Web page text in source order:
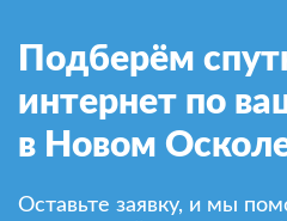
Подберём
интернет по
в Новом
Оставьте заявку, и мы